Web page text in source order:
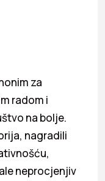
za
radom i
na bolje.
nagradili
neprocjenjiv